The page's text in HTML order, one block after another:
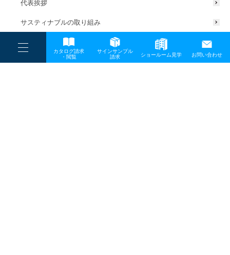
----
----
-
カタログ請求
・閲覧
サインサンプル
請求
ショールーム見学 お問い合わせ
代表挨拶
サスティナブルの取り組み
一般事業主行動計画